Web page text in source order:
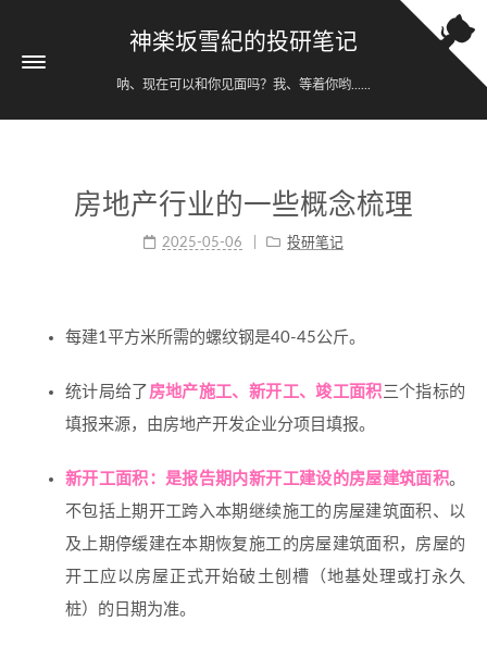
神楽坂雪紀的投研笔记
呐、现在可以和你见面吗？我、等着你哟......
房地产行业的一些概念梳理
2025-05-06 投研笔记
每建1平方米所需的螺纹钢是40-45公斤。
统计局给了 房地产施工、新开工、竣工面积三个指标的
填报来源，由房地产开发企业分项目填报。
新开工面积：是报告期内新开工建设的房屋建筑面积。
不包括上期开工跨入本期继续施工的房屋建筑面积、以
及上期停缓建在本期恢复施工的房屋建筑面积，房屋的
开工应以房屋正式开始破土刨槽（地基处理或打永久
桩）的日期为准。